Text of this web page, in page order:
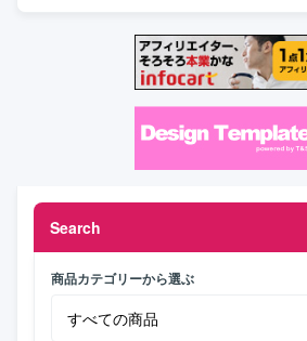
Search
商品カテゴリーから選ぶ